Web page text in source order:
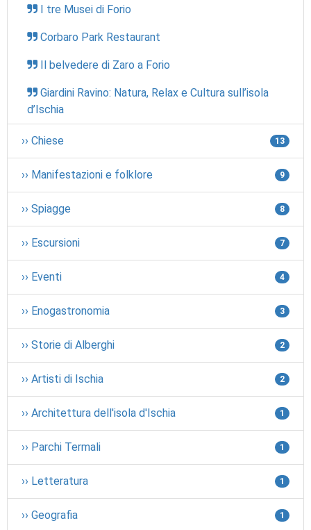
I tre Musei di Forio
Corbaro Park Restaurant
Il belvedere di Zaro a Forio
Giardini Ravino: Natura, Relax e Cultura sull’isola
d’Ischia
›› Chiese 13
›› Manifestazioni e folklore 9
›› Spiagge 8
›› Escursioni 7
›› Eventi 4
›› Enogastronomia 3
›› Storie di Alberghi 2
›› Artisti di Ischia 2
›› Architettura dell'isola d'Ischia 1
›› Parchi Termali 1
›› Letteratura 1
›› Geografia 1